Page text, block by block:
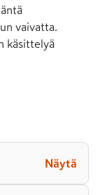
vaivatta.
käsittelyä
Näytä